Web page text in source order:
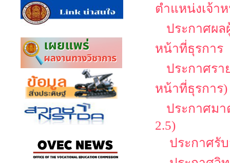
ตำแหน่งเจ้า
ประกาศผล
หน้าที่ธุรการ
ประกาศรา
หน้าที่ธุรการ)
ประกาศมา
2.5)
ประกาศรั